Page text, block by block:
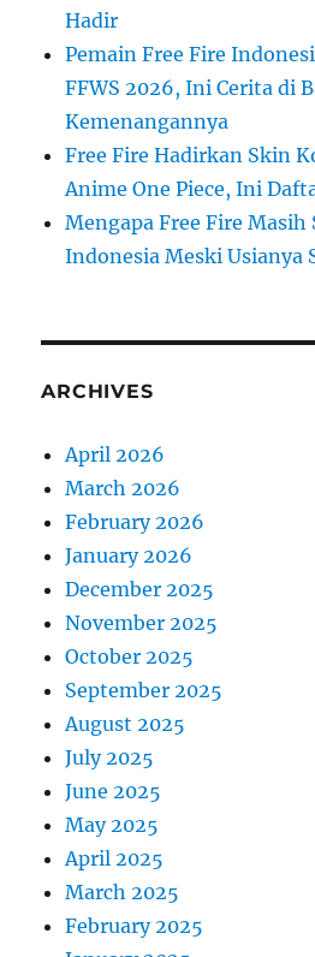
Hadir
Pemain Free Fire
FFWS 2026, Ini Cerita di
Kemenangannya
Free Fire Hadirkan Skin
Anime One Piece, Ini
Mengapa Free Fire Masih
Indonesia Meski Usianya
ARCHIVES
April 2026
March 2026
February 2026
January 2026
December 2025
November 2025
October 2025
September 2025
August 2025
July 2025
June 2025
May 2025
April 2025
March 2025
February 2025